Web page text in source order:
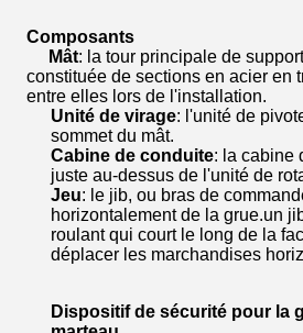
Composants
Mât: la tour principale de
constituée de sections en acier en
entre elles lors de l'installation.
Unité de virage: l'unité de
sommet du mât.
Cabine de conduite: la cabine
juste au-dessus de l'unité de
Jeu: le jib, ou bras de
horizontalement de la grue.un
roulant qui court le long de la
déplacer les marchandises
Dispositif de sécurité pour la